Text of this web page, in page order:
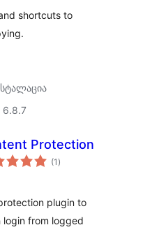
shortcuts to
6.8.7
Protection
(1 საერთო
რეიტინგი
)
plugin to
from logged